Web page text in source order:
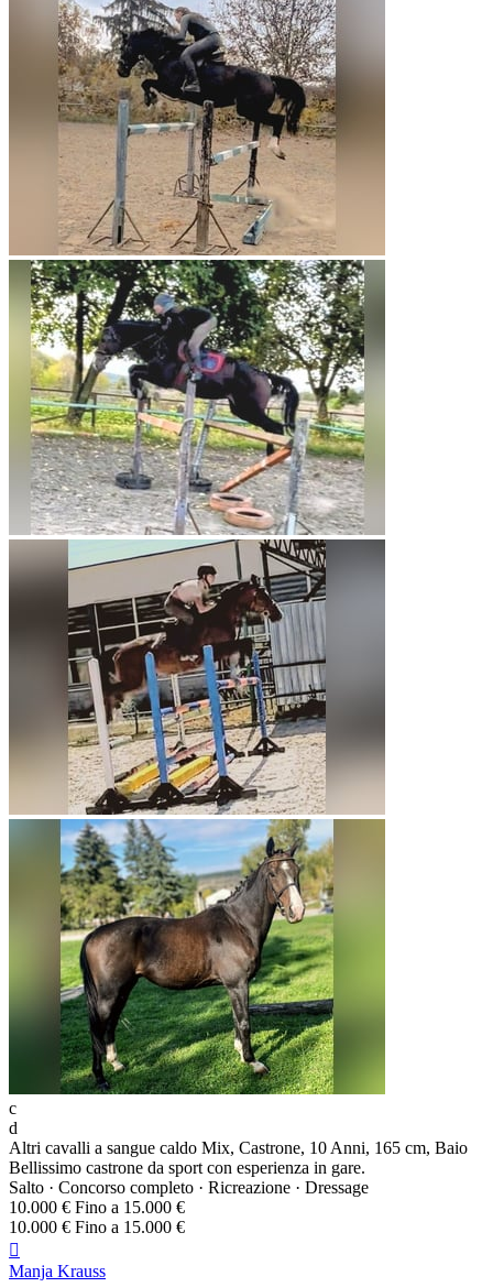
c
d
Altri cavalli a sangue caldo Mix, Castrone, 10 Anni, 165 cm, Baio
Bellissimo castrone da sport con esperienza in gare.
Salto · Concorso completo · Ricreazione · Dressage
10.000 € Fino a 15.000 €
10.000 € Fino a 15.000 €

Manja Krauss